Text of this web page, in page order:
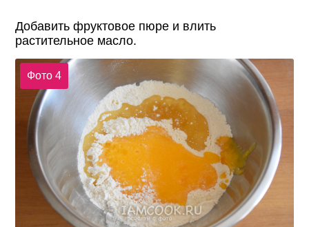
Добавить фруктовое пюре и влить
растительное масло.
Фото 4